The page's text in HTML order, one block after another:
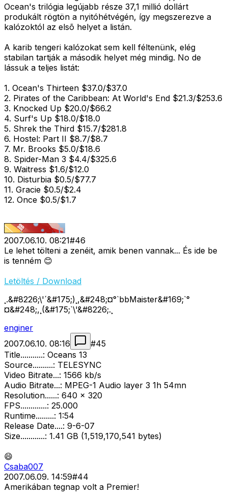
Ocean's trilógia legújabb része 37,1 millió dollárt
produkált rögtön a nyitóhétvégén, így megszerezve a
kalózoktól az elsõ helyet a listán.
A karib tengeri kalózokat sem kell féltenünk, elég
stabilan tartják a második helyet még mindig. No de
lássuk a teljes listát:
1. Ocean's Thirteen $37.0/$37.0
2. Pirates of the Caribbean: At World's End $21.3/$253.6
3. Knocked Up $20.0/$66.2
4. Surf's Up $18.0/$18.0
5. Shrek the Third $15.7/$281.8
6. Hostel: Part II $8.7/$8.7
7. Mr. Brooks $5.0/$18.6
8. Spider-Man 3 $4.4/$325.6
9. Waitress $1.6/$12.0
10. Disturbia $0.5/$77.7
11. Gracie $0.5/$2.4
12. Once $0.5/$1.7
2007.06.10. 08:21#46
Le lehet tölteni a zenéit, amik benen vannak... És ide be
is tenném 😊
Letöltés / Download
¸.&#8226;\'´&#175;)¸,&#248;¤°`bbMaister&#169;`°
¤&#248;,¸(&#175;`\'&#8226;.¸
enginer
2007.06.10. 08:16
#45
Title...........: Oceans 13
Source..........: TELESYNC
Video Bitrate...: 1566 kb/s
Audio Bitrate...: MPEG-1 Audio layer 3 1h 54mn
Resolution......: 640 x 320
FPS.............: 25.000
Runtime.........: 1:54
Release Date....: 9-6-07
Size............: 1.41 GB (1,519,170,541 bytes)
😄
Csaba007
2007.06.09. 14:59#44
Amerikában tegnap volt a Premier!